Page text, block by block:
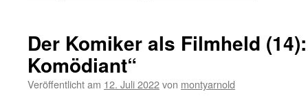
Der Komiker als Filmheld
Komödiant“
Veröffentlicht am 12. Juli 2022von montyarnold